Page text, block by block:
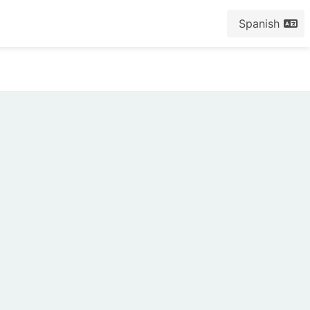
Spanish